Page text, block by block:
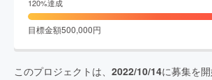
120%達成
目標金額500,000円
このプロジェクトは、 2022/10/14に募集を開